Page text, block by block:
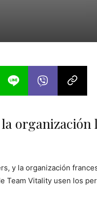
organización
y la organización
Team Vitality usen los